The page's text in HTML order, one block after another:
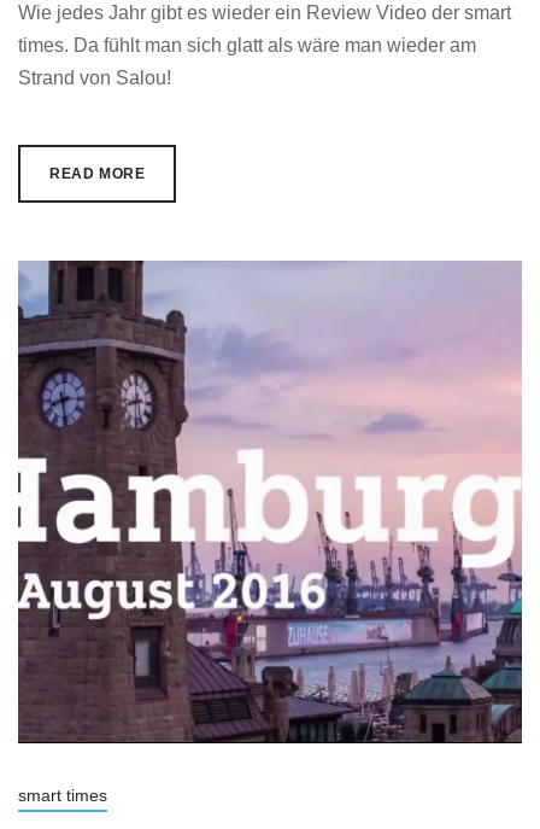
Wie jedes Jahr gibt es wieder ein Review Video der smart
times. Da fühlt man sich glatt als wäre man wieder am
Strand von Salou!
READ MORE
smart times